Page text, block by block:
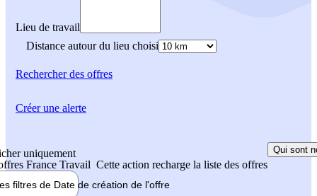
Lieu de travail
Distance autour du lieu choisi
Rechercherdes offres
uniquement
France Travail Cette action recharge la liste des offres
Qui sont
filtres de Date de création de l'offre
Créer une alerte